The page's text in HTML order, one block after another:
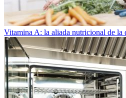
Vitamina A: la aliada nutricional de la